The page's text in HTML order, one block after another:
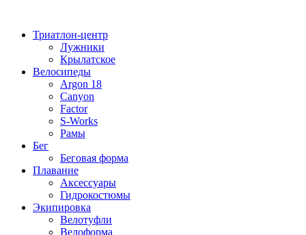
содержимому
Триатлон-центр
Лужники
Крылатское
Велосипеды
Argon 18
Canyon
Factor
S-Works
Рамы
Бег
Беговая форма
Плавание
Аксессуары
Гидрокостюмы
Экипировка
Велотуфли
Велоформа